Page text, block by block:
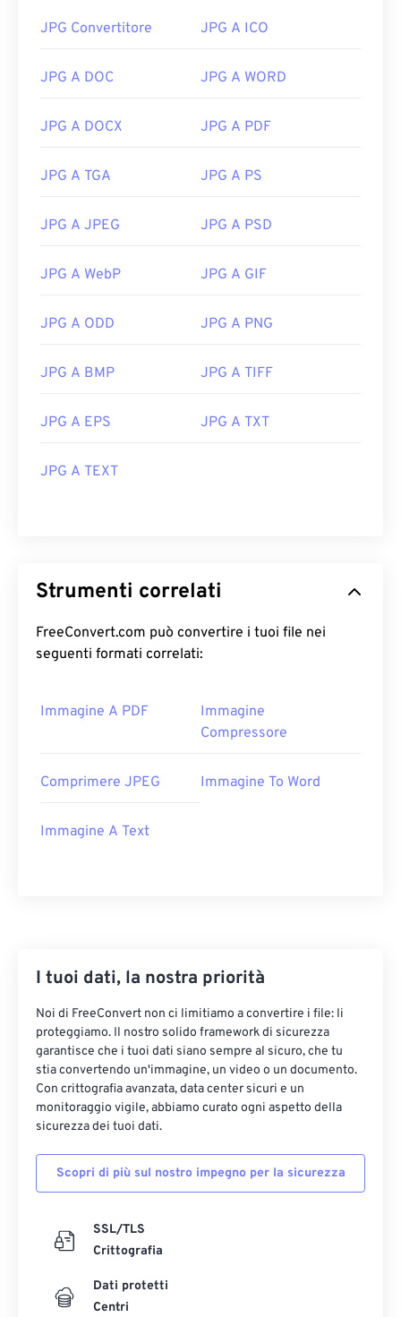
JPG Convertitore JPG A ICO
JPG A DOC JPG A WORD
JPG A DOCX JPG A PDF
JPG A TGA JPG A PS
JPG A JPEG JPG A PSD
JPG A WebP JPG A GIF
JPG A ODD JPG A PNG
JPG A BMP JPG A TIFF
JPG A EPS JPG A TXT
JPG A TEXT
Strumenti correlati
FreeConvert.com può convertire i tuoi file nei
seguenti formati correlati:
Immagine A PDF
Immagine
Compressore
Comprimere JPEG Immagine To Word
Immagine A Text
I tuoi dati, la nostra priorità
Noi di FreeConvert non ci limitiamo a convertire i file: li
proteggiamo. Il nostro solido framework di sicurezza
garantisce che i tuoi dati siano sempre al sicuro, che tu
stia convertendo un'immagine, un video o un documento.
Con crittografia avanzata, data center sicuri e un
monitoraggio vigile, abbiamo curato ogni aspetto della
sicurezza dei tuoi dati.
Scopri di più sul nostro impegno per la sicurezza
SSL/TLS
Crittografia
Dati protetti
Centri